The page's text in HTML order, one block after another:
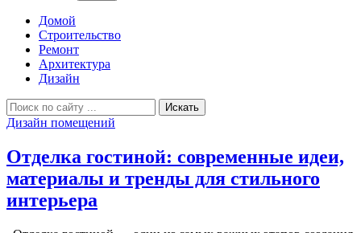
Домой
Строительство
Ремонт
Архитектура
Дизайн
Искать
Дизайн помещений
Отделка гостиной: современные идеи,
материалы и тренды для стильного
интерьера